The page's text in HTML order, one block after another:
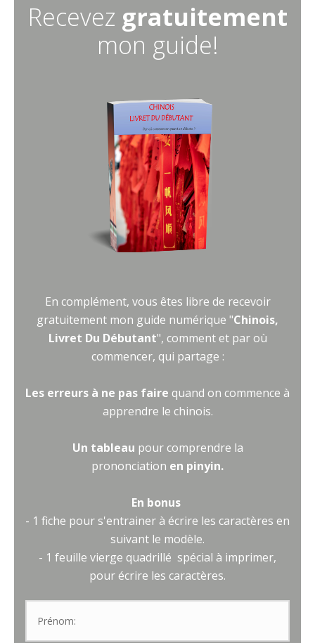
Recevez gratuitement
mon guide!
En complément, vous êtes libre de recevoir
gratuitement mon guide numérique "Chinois,
Livret Du Débutant", comment et par où
commencer, qui partage :
Les erreurs à ne pas faire quand on commence à
apprendre le chinois.
Un tableau pour comprendre la
prononciation en pinyin.
En bonus
- 1 fiche pour s'entrainer à écrire les caractères en
suivant le modèle.
- 1 feuille vierge quadrillé spécial à imprimer,
pour écrire les caractères.